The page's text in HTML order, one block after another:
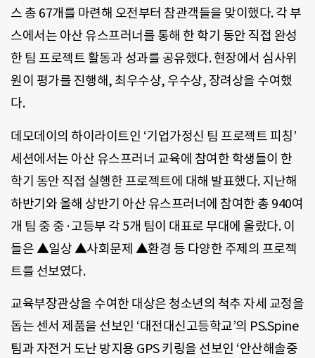
스 총 67개를 마련해 오전부터 참관객들을 맞이했다. 각 부
스에서는 아산 유스프러너를 통해 한 학기 동안 직접 완성
한 팀 프로젝트 활동과 성과를 공유했다. 현장에서 심사위
원이 평가를 진행해, 최우수상, 우수상, 장려상을 수여했
다.
데모데이의 하이라이트인 ‘기업가정신 팀 프로젝트 피칭’
세션에서는 아산 유스프러너 교육에 참여한 학생들이 한
학기 동안 직접 실행한 프로젝트에 대해 발표했다. 지난해
하반기와 올해 상반기 아산 유스프러너에 참여한 총 940여
개 팀 중 중·고등부 각 5개 팀이 대표로 무대에 올랐다. 이
들은 ▲일상 ▲사회문제 ▲환경 등 다양한 주제의 프로젝
트를 선보였다.
교육부장관상을 수여한 대상은 청소년의 척추 자세 교정을
돕는 센서 제품을 선보인 ‘대전대신고등학교’의 PS.Spine
팀과 자전거 도난 방지용 GPS 키링을 선보인 ‘안산해솔중